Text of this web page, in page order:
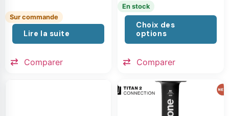
Sur commande
Lire la suite
Comparer
En stock
Choix des
options
Comparer